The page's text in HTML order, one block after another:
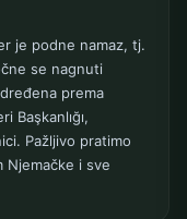
je podne namaz, tj.
se nagnuti
prema
Başkanlığı,
Pažljivo pratimo
Njemačke i sve